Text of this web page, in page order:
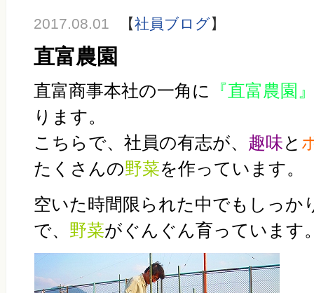
2017.08.01 【社員ブログ】
直富農園
直富商事本社の一角に
『直富農園
ります。
こちらで、社員の有志が、 趣味と
たくさんの野菜を作っています。
空いた時間限られた中でもしっか
で、 野菜がぐんぐん育っています